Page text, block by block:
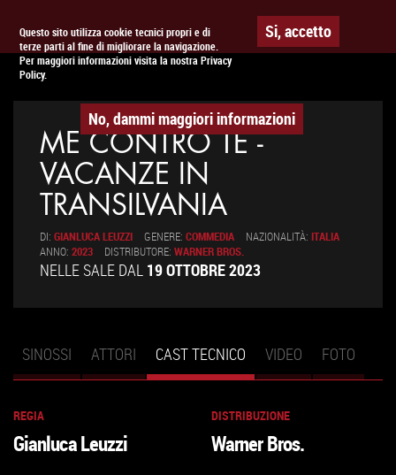
Questo sito utilizza cookie tecnici propri e di
terze parti al fine di migliorare la navigazione.
Per maggiori informazioni visita la nostra Privacy
Policy.
Si, accetto
No, dammi maggiori informazioni
APPUNTAMENTO AL CINEMA
ME CONTRO TE -
VACANZE IN
TRANSILVANIA
DI: GIANLUCA LEUZZI GENERE: COMMEDIA NAZIONALITÀ: ITALIA
ANNO: 2023 DISTRIBUTORE: WARNER BROS.
NELLE SALE DAL 19 OTTOBRE 2023
Schede primarie
SINOSSI ATTORI CAST TECNICO (SCHEDA
ATTIVA)
VIDEO FOTO
REGIA
Gianluca Leuzzi
DISTRIBUZIONE
Warner Bros.